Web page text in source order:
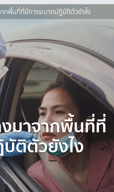
กพื้นที่ที่มีการระบาดปฏิบัติตัวยังไง
มาจากพื้นที่ที่
ติตัวยังไง